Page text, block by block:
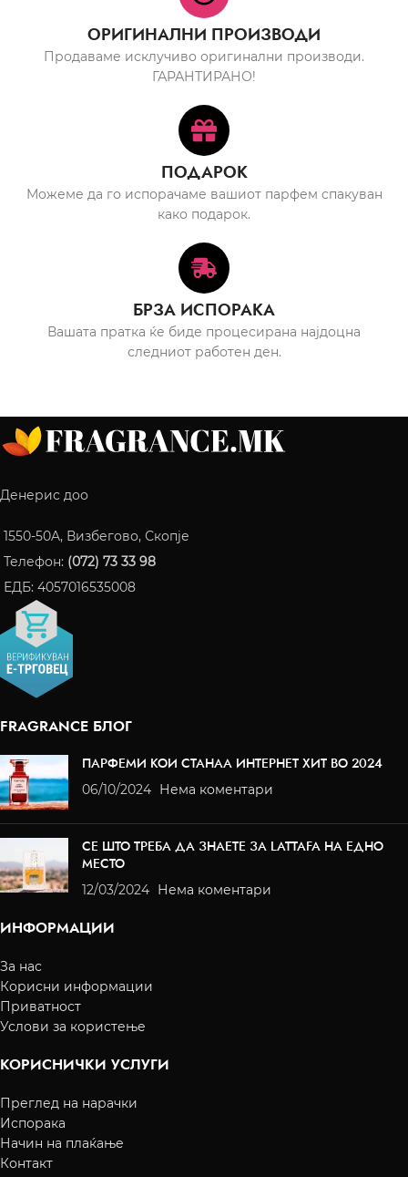
ОРИГИНАЛНИ ПРОИЗВОДИ
Продаваме исклучиво оригинални производи.
ГАРАНТИРАНО!
ПОДАРОК
Можеме да го испорачаме вашиот парфем спакуван
како подарок.
БРЗА ИСПОРАКА
Вашата пратка ќе биде процесирана најдоцна
следниот работен ден.
Денерис доо
1550-50A, Визбегово, Скопје
Телефон: (072) 73 33 98
ЕДБ: 4057016535008
FRAGRANCE БЛОГ
ПАРФЕМИ КОИ СТАНАА ИНТЕРНЕТ ХИТ ВО 2024
06/10/2024 Нема коментари
СЕ ШТО ТРЕБА ДА ЗНАЕТЕ ЗА LATTAFA НА ЕДНО
МЕСТО
12/03/2024 Нема коментари
ИНФОРМАЦИИ
За нас
Корисни информации
Приватност
Услови за користење
КОРИСНИЧКИ УСЛУГИ
Преглед на нарачки
Испорака
Начин на плаќање
Контакт